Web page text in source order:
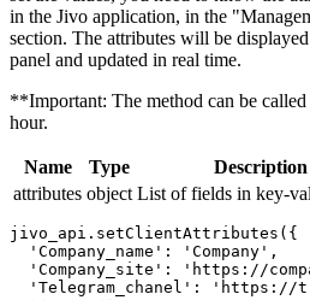
in the Jivo application, in the
section. The attributes will be
panel and updated in real time.
**Important: The method can be
hour.
Name Type
Description
attributes object List of fields in key-
jivo_api.setClientAttributes({
  'Company_name': 'Company',
'Company_site': 'https://
'Telegram_chanel': 'https://